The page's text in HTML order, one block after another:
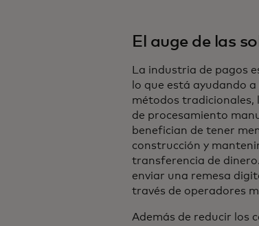
El auge de las
La industria de pagos
lo que está ayudando
métodos tradicionales,
de procesamiento
benefician de tener
construcción y
transferencia de dinero.
enviar una remesa
través de operadores
Además de reducir los